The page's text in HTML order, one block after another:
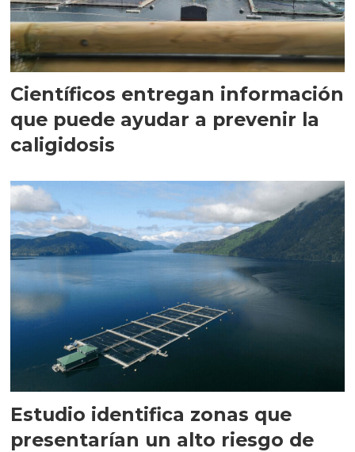
Científicos entregan información
que puede ayudar a prevenir la
caligidosis
Estudio identifica zonas que
presentarían un alto riesgo de